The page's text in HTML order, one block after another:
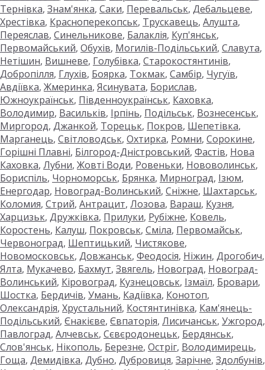
Тернівка, Знам'янка, Саки, Перевальськ, Дебальцеве,
Хрестівка, Красноперекопськ, Трускавець, Алушта,
Переяслав, Синельникове, Балаклія, Куп'янськ,
Первомайський, Обухів, Могилів-Подільський, Славута,
Нетішин, Вишневе, Голубівка, Старокостянтинів,
Добропілля, Глухів, Боярка, Токмак, Самбір, Чугуїв,
Авдіївка, Жмеринка, Ясинувата, Борислав,
Южноукраїнськ, Південноукраїнськ, Каховка,
Володимир, Васильків, Ірпінь, Подільськ, Вознесенськ,
Миргород, Джанкой, Торецьк, Покров, Шепетівка,
Марганець, Світловодськ, Охтирка, Ромни, Сорокине,
Горішні Плавні, Білгород-Дністровський, Фастів, Нова
Каховка, Лубни, Жовті Води, Ровеньки, Нововолинськ,
Бориспіль, Чорноморськ, Брянка, Мирноград, Ізюм,
Енергодар, Новоград-Волинський, Сніжне, Шахтарськ,
Коломия, Стрий, Антрацит, Лозова, Вараш, Кузня,
Харцизьк, Дружківка, Прилуки, Рубіжне, Ковель,
Коростень, Калуш, Покровськ, Сміла, Первомайськ,
Червоноград, Шептицький, Чистякове,
Новомосковськ, Довжанськ, Феодосія, Ніжин, Дрогобич,
Ялта, Мукачево, Бахмут, Звягель, Новоград, Новоград-
Волинський, Кіровоград, Кузнецовськ, Ізмаїл, Бровари,
Шостка, Бердичів, Умань, Кадіївка, Конотоп,
Олександрія, Хрустальний, Костянтинівка, Кам'янець-
Подільський, Єнакієве, Євпаторія, Лисичанськ, Ужгород,
Павлоград, Алчевськ, Сєвєродонецьк, Бердянськ,
Слов'янськ, Нікополь, Березне, Остріг, Володимирець,
Гоща, Демидівка, Дубно, Дубровиця, Зарічне, Здолбунів,